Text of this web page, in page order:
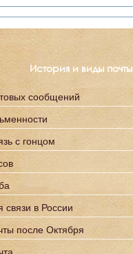
История и виды почты
сообщений
с гонцом
связи в России
после Октября